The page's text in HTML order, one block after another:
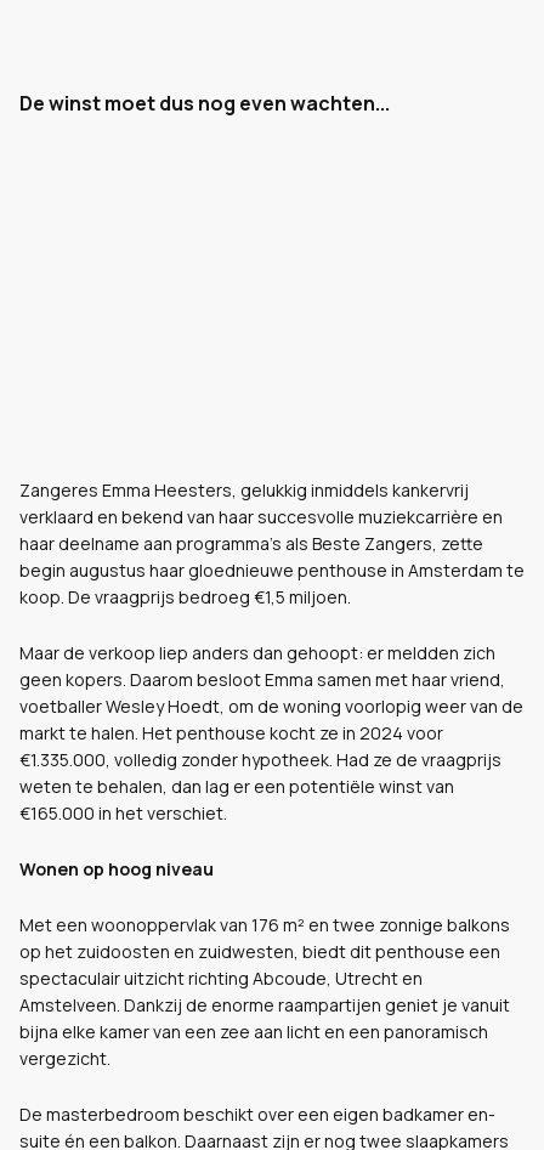
De winst moet dus nog even wachten...
Zangeres Emma Heesters, gelukkig inmiddels kankervrij
verklaard en bekend van haar succesvolle muziekcarrière en
haar deelname aan programma’s als Beste Zangers, zette
begin augustus haar gloednieuwe penthouse in Amsterdam te
koop. De vraagprijs bedroeg €1,5 miljoen.
Maar de verkoop liep anders dan gehoopt: er meldden zich
geen kopers. Daarom besloot Emma samen met haar vriend,
voetballer Wesley Hoedt, om de woning voorlopig weer van de
markt te halen. Het penthouse kocht ze in 2024 voor
€1.335.000, volledig zonder hypotheek. Had ze de vraagprijs
weten te behalen, dan lag er een potentiële winst van
€165.000 in het verschiet.
Wonen op hoog niveau
Met een woonoppervlak van 176 m² en twee zonnige balkons
op het zuidoosten en zuidwesten, biedt dit penthouse een
spectaculair uitzicht richting Abcoude, Utrecht en
Amstelveen. Dankzij de enorme raampartijen geniet je vanuit
bijna elke kamer van een zee aan licht en een panoramisch
vergezicht.
De masterbedroom beschikt over een eigen badkamer en-
suite én een balkon. Daarnaast zijn er nog twee slaapkamers